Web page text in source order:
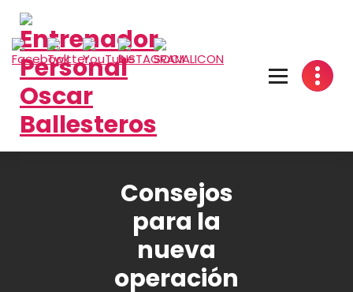
contenido
Consejos
para la
nueva
operación